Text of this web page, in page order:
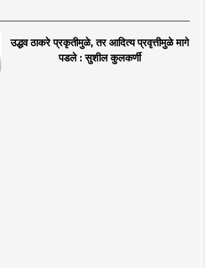
उद्धव ठाकरे प्रकृतीमुळे, तर आदित्य प्रवृत्तीमुळे मागे
पडले : सुशील कुलकर्णी